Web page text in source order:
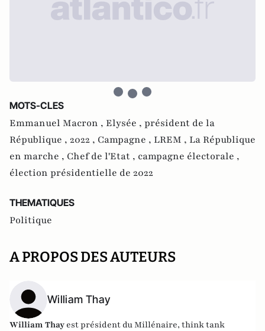
MOTS-CLES
Emmanuel Macron , Elysée , président de la
République , 2022 , Campagne , LREM , La République
en marche , Chef de l'Etat , campagne électorale ,
élection présidentielle de 2022
THEMATIQUES
Politique
A PROPOS DES AUTEURS
William Thay
William Thay est président du Millénaire, think tank